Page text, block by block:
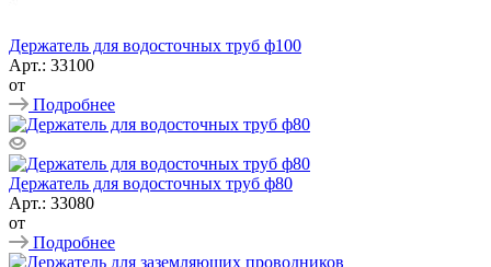
Держатель для водосточных труб ф100
Арт.: 33100
от
Подробнее
Держатель для водосточных труб ф80
Арт.: 33080
от
Подробнее